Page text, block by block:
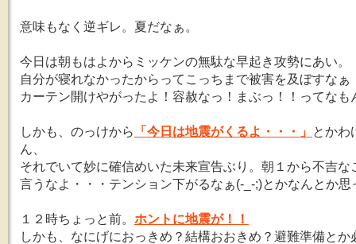
意味もなく逆ギレ。夏だなぁ。
今日は朝もはよからミッケンの無駄な早起き攻勢にあい。
自分が寝れなかったからってこっちまで被害を及ぼすなぁ
カーテン開けやがったよ！容赦なっ！まぶっ！！ってなも
しかも、のっけから 「今日は地震がくるよ・・・」 とかわ
ん、
それでいて妙に確信めいた未来宣告ぶり。朝１から不吉な
言うなよ・・・テンション下がるなぁ(-_-;)とかなんとか思
１２時ちょっと前。 ホントに地震が！！
しかも、なにげにおっきめ？結構おおきめ？避難準備とか